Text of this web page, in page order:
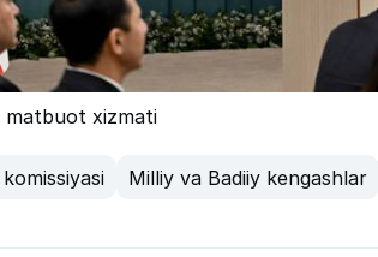
matbuot xizmati
Milliy va Badiiy kengashlar